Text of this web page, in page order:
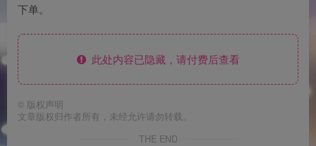
下单。
此处内容已隐藏，请付费后查看
© 版权声明
文章版权归作者所有，未经允许请勿转载。
THE END